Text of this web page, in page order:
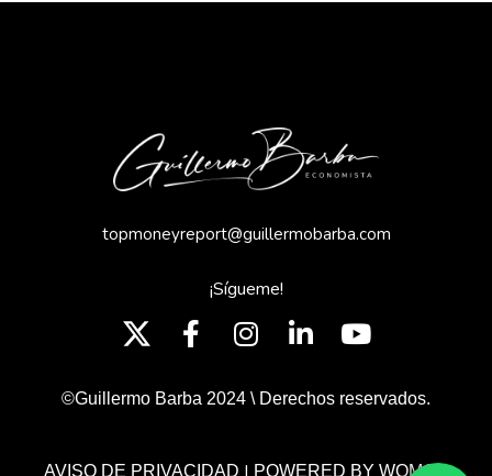
topmoneyreport@guillermobarba.com
¡Sígueme!
©Guillermo Barba 2024 \ Derechos reservados.
AVISO DE PRIVACIDAD POWERED BY WOMGP